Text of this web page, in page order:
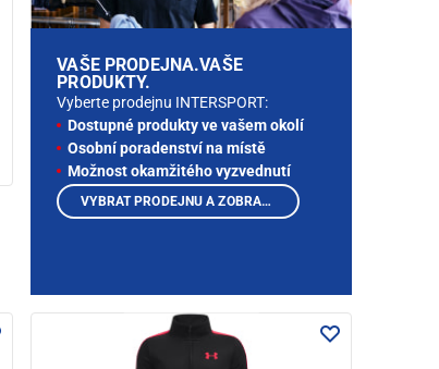
VAŠE PRODEJNA.VAŠE
PRODUKTY.
Vyberte prodejnu INTERSPORT:
Dostupné produkty ve vašem okolí
Osobní poradenství na místě
Možnost okamžitého vyzvednutí
VYBRAT PRODEJNU A ZOBRAZIT PRODUKTY